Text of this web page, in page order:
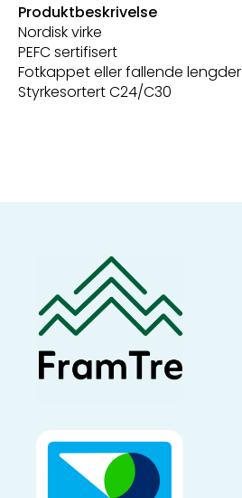
Produktbeskrivelse
Nordisk virke
PEFC sertifisert
Fotkappet eller fallende lengder
Styrkesortert C24/C30